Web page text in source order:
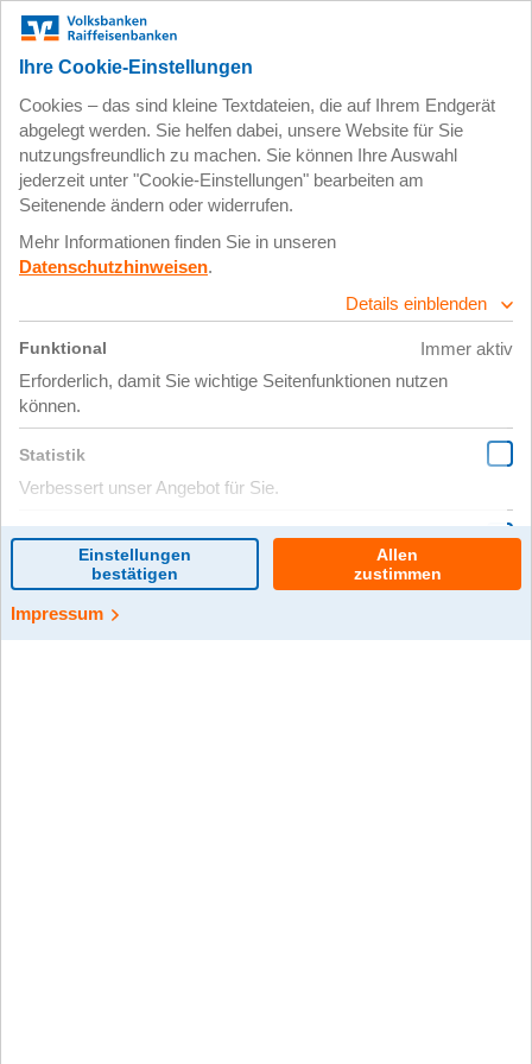
Zum
Hauptinhalt
Impressum
26. August 2020
9322a5a5-5af6-
4555-889d-
f94725ed8145